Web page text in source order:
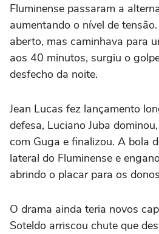
Fluminense passaram a
aumentando o nível de
aberto, mas caminhava para
aos 40 minutos, surgiu o
desfecho da noite.
Jean Lucas fez lançamento
defesa, Luciano Juba
com Guga e finalizou. A bola
lateral do Fluminense e
abrindo o placar para os
O drama ainda teria novos
Soteldo arriscou chute que